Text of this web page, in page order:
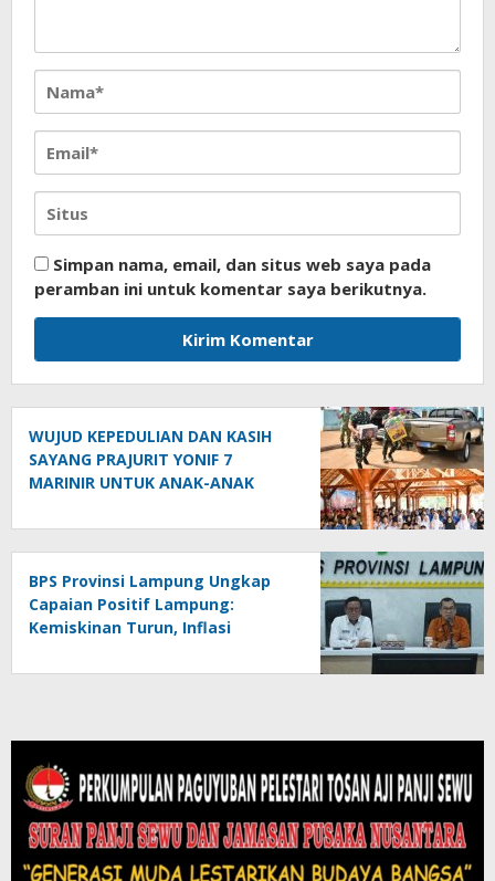
Simpan nama, email, dan situs web saya pada
peramban ini untuk komentar saya berikutnya.
WUJUD KEPEDULIAN DAN KASIH
SAYANG PRAJURIT YONIF 7
MARINIR UNTUK ANAK-ANAK
HUDA
BPS Provinsi Lampung Ungkap
Capaian Positif Lampung:
Kemiskinan Turun, Inflasi
Tumbuh